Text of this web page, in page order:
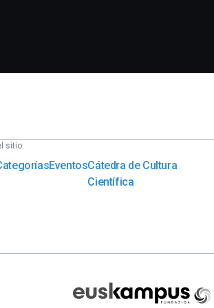
sitio:
EventosCátedra de Cultura
Científica
Fundazioa